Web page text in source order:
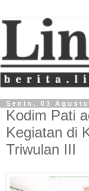
Senin, 03
Kodim Pati
Kegiatan di
Triwulan III